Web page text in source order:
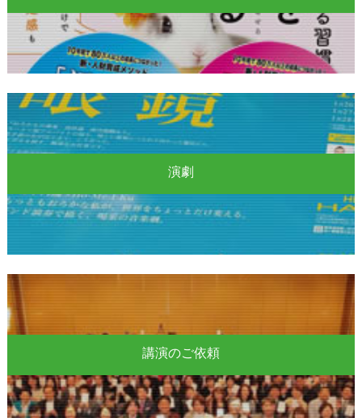
演劇
講演のご依頼